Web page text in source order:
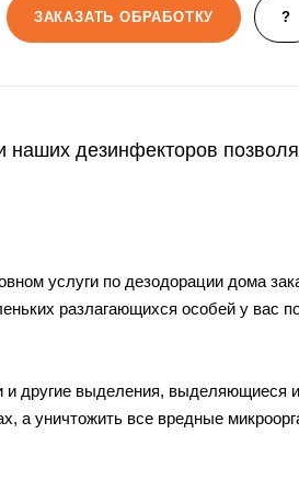
ЗАКАЗАТЬ ОБРАБОТКУ ?
наших дезинфекторов
услуги по дезодорации дома
разлагающихся особей у вас
и другие выделения, выделяющиеся
а уничтожить все вредные